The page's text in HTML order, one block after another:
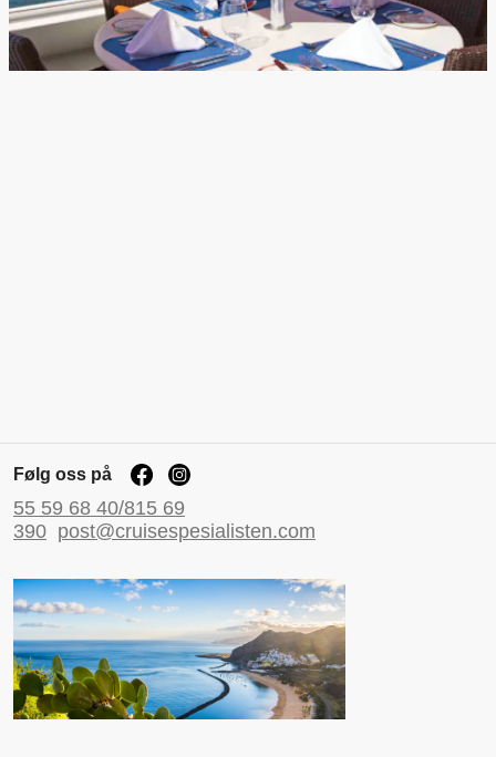
Følg oss på
55 59 68 40/815 69
390 post@cruisespesialisten.com